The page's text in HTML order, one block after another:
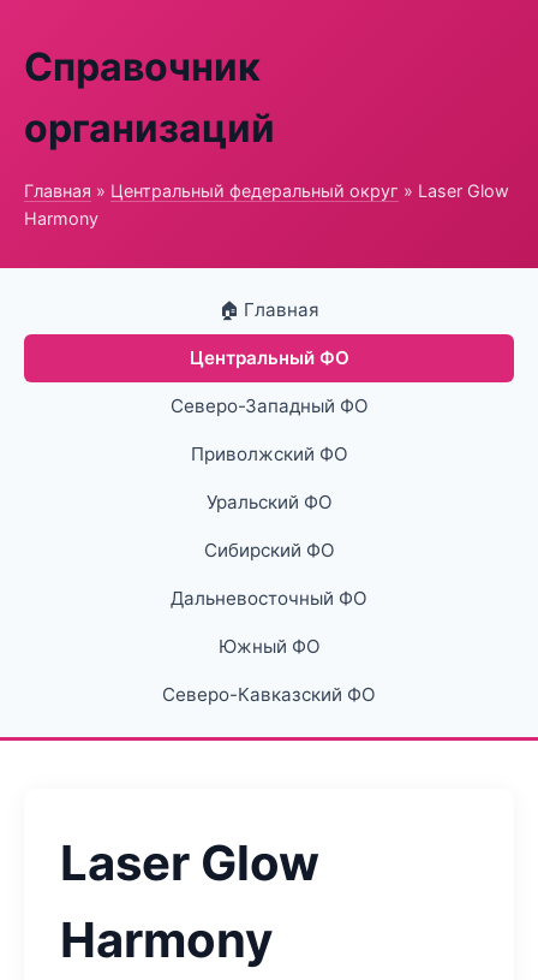
Справочник
организаций
Главная » Центральный федеральный округ » Laser Glow
Harmony
🏠 Главная
Центральный ФО
Северо-Западный ФО
Приволжский ФО
Уральский ФО
Сибирский ФО
Дальневосточный ФО
Южный ФО
Северо-Кавказский ФО
Laser Glow
Harmony